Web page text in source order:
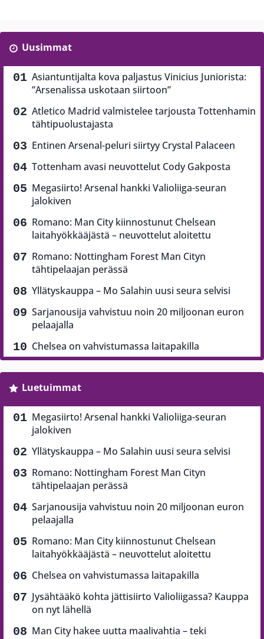
Uusimmat
Asiantuntijalta kova paljastus Vinicius Juniorista:
”Arsenalissa uskotaan siirtoon”
Atletico Madrid valmistelee tarjousta Tottenhamin
tähtipuolustajasta
Entinen Arsenal-peluri siirtyy Crystal Palaceen
Tottenham avasi neuvottelut Cody Gakposta
Megasiirto! Arsenal hankki Valioliiga-seuran
jalokiven
Romano: Man City kiinnostunut Chelsean
laitahyökkääjästä – neuvottelut aloitettu
Romano: Nottingham Forest Man Cityn
tähtipelaajan perässä
Yllätyskauppa – Mo Salahin uusi seura selvisi
Sarjanousija vahvistuu noin 20 miljoonan euron
pelaajalla
Chelsea on vahvistumassa laitapakilla
Luetuimmat
Megasiirto! Arsenal hankki Valioliiga-seuran
jalokiven
Yllätyskauppa – Mo Salahin uusi seura selvisi
Romano: Nottingham Forest Man Cityn
tähtipelaajan perässä
Sarjanousija vahvistuu noin 20 miljoonan euron
pelaajalla
Romano: Man City kiinnostunut Chelsean
laitahyökkääjästä – neuvottelut aloitettu
Chelsea on vahvistumassa laitapakilla
Jysähtääkö kohta jättisiirto Valioliigassa? Kauppa
on nyt lähellä
Man City hakee uutta maalivahtia – teki